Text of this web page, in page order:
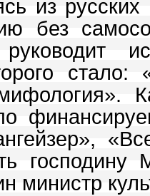
из
без
министр